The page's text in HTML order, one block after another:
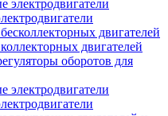
электродвигатели
двигателей
двигателей
оборотов для
электродвигатели